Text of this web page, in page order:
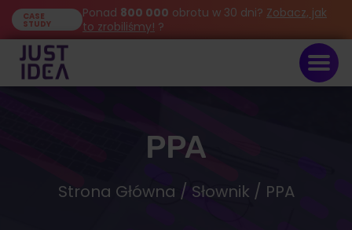
CASE
STUDY
Ponad 800 000 obrotu w 30 dni? Zobacz, jak
to zrobiliśmy! ?
PPA
Strona Główna / Słownik / PPA